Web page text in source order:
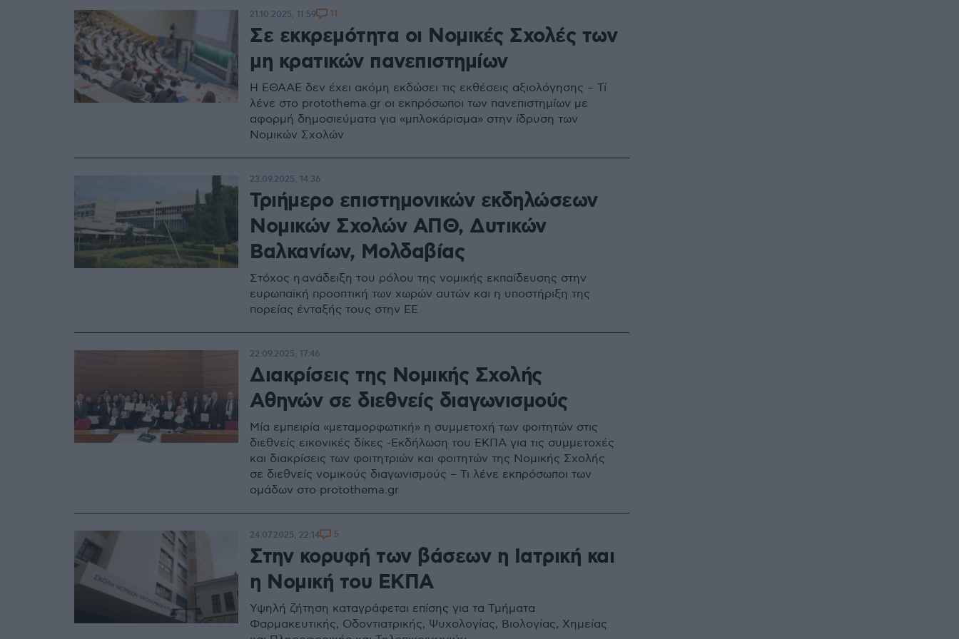
Σε εκκρεμότητα οι Νομικές Σχολές των
μη κρατικών πανεπιστημίων
Η ΕΘΑΑΕ δεν έχει ακόμη εκδώσει τις εκθέσεις αξιολόγησης – Τί
λένε στο protothema.gr οι εκπρόσωποι των πανεπιστημίων με
αφορμή δημοσιεύματα για «μπλοκάρισμα» στην ίδρυση των
Νομικών Σχολών
21.10.2025, 11:59 11
Τριήμερο επιστημονικών εκδηλώσεων
Νομικών Σχολών ΑΠΘ, Δυτικών
Βαλκανίων, Μολδαβίας
Στόχος η ανάδειξη του ρόλου της νομικής εκπαίδευσης στην
ευρωπαϊκή προοπτική των χωρών αυτών και η υποστήριξη της
πορείας ένταξής τους στην ΕΕ
23.09.2025, 14:36
Διακρίσεις της Νομικής Σχολής
Αθηνών σε διεθνείς διαγωνισμούς
Μία εμπειρία «μεταμορφωτική» η συμμετοχή των φοιτητών στις
διεθνείς εικονικές δίκες -Εκδήλωση του ΕΚΠΑ για τις συμμετοχές
και διακρίσεις των φοιτητριών και φοιτητών της Νομικής Σχολής
σε διεθνείς νομικούς διαγωνισμούς – Τι λένε εκπρόσωποι των
ομάδων στο protothema.gr
22.09.2025, 17:46
Στην κορυφή των βάσεων η Ιατρική και
η Νομική του ΕΚΠΑ
Υψηλή ζήτηση καταγράφεται επίσης για τα Τμήματα
Φαρμακευτικής, Οδοντιατρικής, Ψυχολογίας, Βιολογίας, Χημείας
24.07.2025, 22:14 5